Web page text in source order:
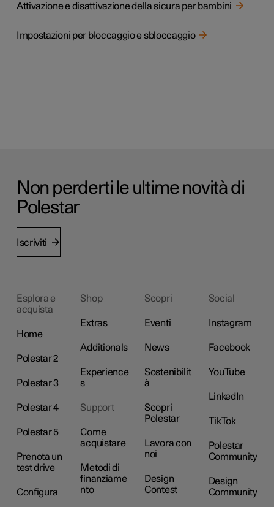
Attivazione e disattivazione della sicura per bambini
Impostazioni per bloccaggio e sbloccaggio
Non perderti le ultime novità di
Polestar
Iscriviti
Esplora e
acquista
Home
Polestar 2
Polestar 3
Polestar 4
Polestar 5
Prenota un
test drive
Configura
Shop
Extras
Additionals
Experience
s
Support
Come
acquistare
Metodi di
finanziame
nto
Scopri
Eventi
News
Sostenibilit
à
Scopri
Polestar
Lavora con
noi
Design
Contest
Social
Instagram
Facebook
YouTube
LinkedIn
TikTok
Polestar
Community
Design
Community